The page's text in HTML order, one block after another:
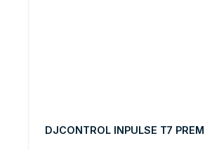
DJCONTROL INPULSE T7